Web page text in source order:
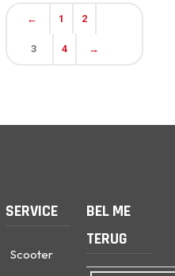
← 1 2
3 4 →
SERVICE
Scooter
BEL ME
TERUG